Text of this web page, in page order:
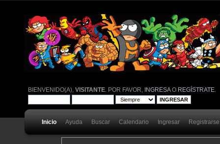
BIENVENIDO(A),VISITANTE . POR FAVOR, INGRESAO REGÍSTRATE
Inicio Ayuda Buscar Calendario Ingresar Registrarse